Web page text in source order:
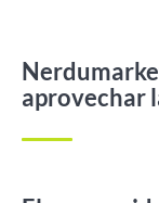
aprovechar